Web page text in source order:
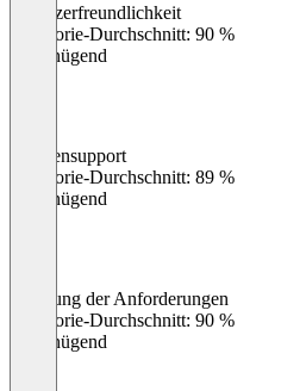
Benutzerfreundlichkeit
Kategorie-Durchschnitt: 90 %
Ungenügend
Kundensupport
Kategorie-Durchschnitt: 89 %
Ungenügend
Erfüllung der Anforderungen
Kategorie-Durchschnitt: 90 %
Ungenügend